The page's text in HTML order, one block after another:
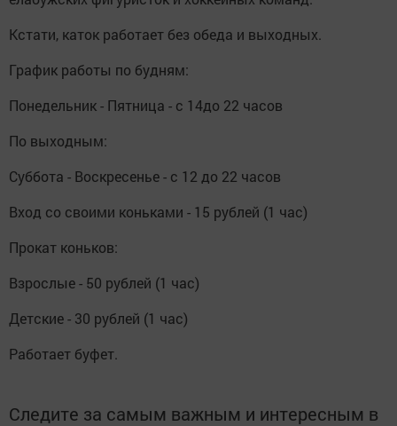
Кстати, каток работает без обеда и выходных.
График работы по будням:
Понедельник - Пятница - с 14до 22 часов
По выходным:
Суббота - Воскресенье - с 12 до 22 часов
Вход со своими коньками - 15 рублей (1 час)
Прокат коньков:
Взрослые - 50 рублей (1 час)
Детские - 30 рублей (1 час)
Работает буфет.
Следите за самым важным и интересным в